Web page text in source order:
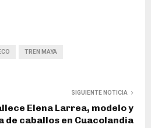
TREN MAYA
SIGUIENTE NOTICIA
Elena Larrea, modelo y
de caballos en Cuacolandia